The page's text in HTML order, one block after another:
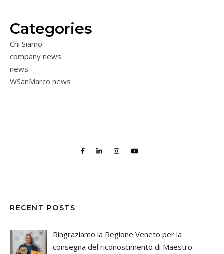
Categories
Chi Siamo
company news
news
WSanMarco news
RECENT POSTS
Ringraziamo la Regione Veneto per la
consegna del riconoscimento di Maestro